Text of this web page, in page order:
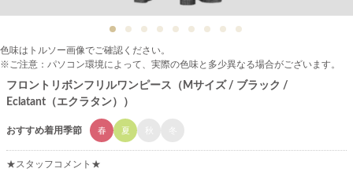
色味はトルソー画像でご確認ください。
※ご注意：パソコン環境によって、実際の色味と多少異なる場合がございます。
フロントリボンフリルワンピース（Mサイズ / ブラック /
Eclatant（エクラタン））
おすすめ着用季節 春 夏
★スタッフコメント★